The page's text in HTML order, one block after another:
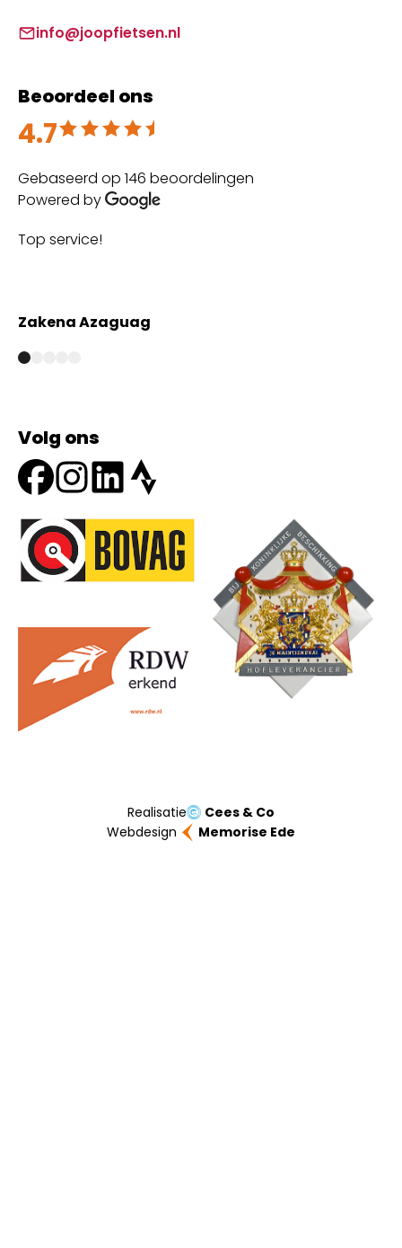
info@joopfietsen.nl
Beoordeel ons
4.7
Beoordeeld met 4.7 uit 5
Gebaseerd op 146 beoordelingen
Powered by
Top service!
Zakena Azaguag
Volg ons
Onze partners
Realisatie
Cees & Co
Webdesign
Memorise Ede